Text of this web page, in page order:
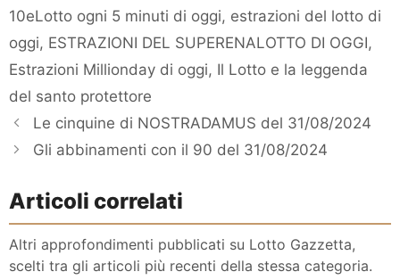
10eLotto ogni 5 minuti di oggi, estrazioni del lotto di
oggi, ESTRAZIONI DEL SUPERENALOTTO DI OGGI,
Estrazioni Millionday di oggi, Il Lotto e la leggenda
del santo protettore
Le cinquine di NOSTRADAMUS del 31/08/2024
Gli abbinamenti con il 90 del 31/08/2024
Articoli correlati
Altri approfondimenti pubblicati su Lotto Gazzetta,
scelti tra gli articoli più recenti della stessa categoria.